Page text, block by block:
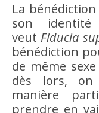
La
son
veut Fiducia
bénédiction
de même
dès lors, on
manière
prendre en